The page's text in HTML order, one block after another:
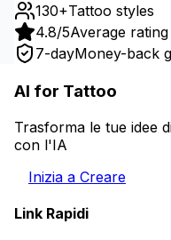
130+Tattoo styles
4.8/5Average rating
7-dayMoney-back
AI for Tattoo
Trasforma le tue idee
con l'IA
Inizia a Creare
Link Rapidi